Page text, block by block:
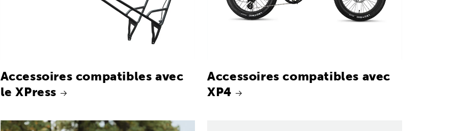
Accessoires compatibles avec
le XPress
Accessoires compatibles avec
XP4